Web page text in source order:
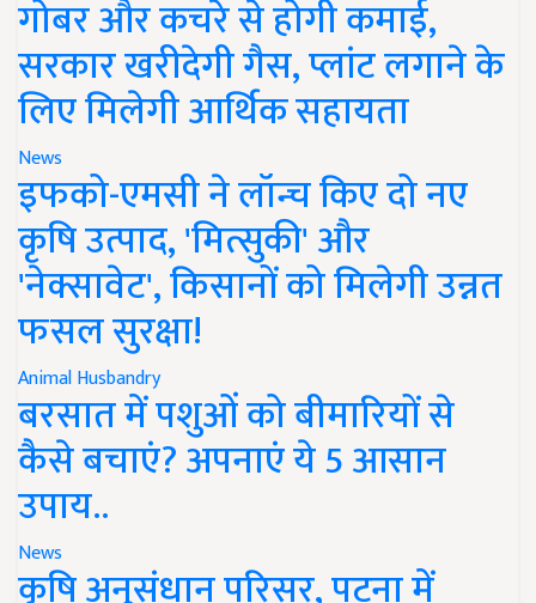
गोबर और कचरे से होगी कमाई,
सरकार खरीदेगी गैस, प्लांट लगाने के
लिए मिलेगी आर्थिक सहायता
News
इफको-एमसी ने लॉन्च किए दो नए
कृषि उत्पाद, 'मित्सुकी' और
'नेक्सावेट', किसानों को मिलेगी उन्नत
फसल सुरक्षा!
Animal Husbandry
बरसात में पशुओं को बीमारियों से
कैसे बचाएं? अपनाएं ये 5 आसान
उपाय..
News
कृषि अनुसंधान परिसर, पटना में